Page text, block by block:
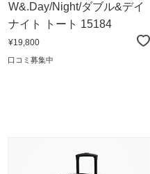
W&.Day/Night/ダブル&デイ
ナイト トート 15184
¥19,800
口コミ募集中